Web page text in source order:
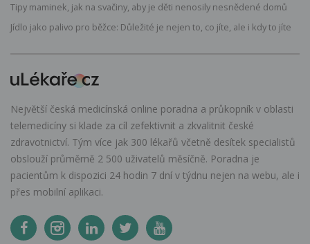
Tipy maminek, jak na svačiny, aby je děti nenosily nesnědené domů
Jídlo jako palivo pro běžce: Důležité je nejen to, co jíte, ale i kdy to jíte
Největší česká medicínská online poradna a průkopník v oblasti
telemedicíny si klade za cíl zefektivnit a zkvalitnit české
zdravotnictví. Tým více jak 300 lékařů včetně desítek specialistů
obslouží průměrně 2 500 uživatelů měsíčně. Poradna je
pacientům k dispozici 24 hodin 7 dní v týdnu nejen na webu, ale i
přes mobilní aplikaci.